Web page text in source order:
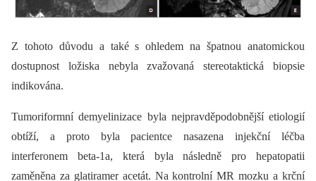
Z tohoto důvodu a také s ohledem na špatnou anatomickou
dostupnost ložiska nebyla zvažovaná stereotaktická bio­psie
indikována.
Tumoriformní demyelinizace byla nejpravděpodobnější etiologií
obtíží, a proto byla pacientce nasazena injekční léčba
interferonem beta-1a, která byla následně pro hepatopatii
zaměněna za glatiramer acetát. Na kontrolní MR mozku a krční